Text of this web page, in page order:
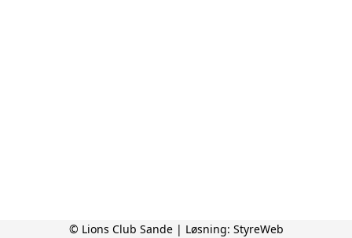
© Lions Club Sande | Løsning: StyreWeb